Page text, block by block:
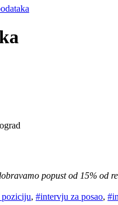
popust od 15% od
poziciju, #intervju za posao,